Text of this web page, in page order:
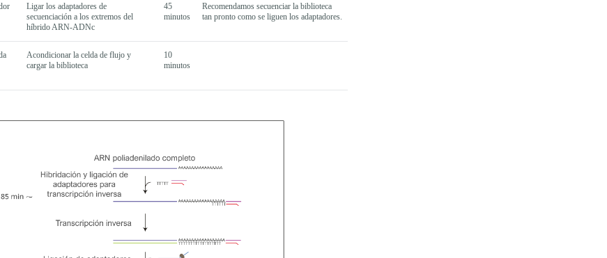
Ligar los adaptadores de
secuenciación a los extremos del
híbrido ARN-ADNc
45
minutos
Recomendamos secuenciar la biblioteca
tan pronto como se liguen los adaptadores.
Acondicionar la celda de flujo y
cargar la biblioteca
10
minutos